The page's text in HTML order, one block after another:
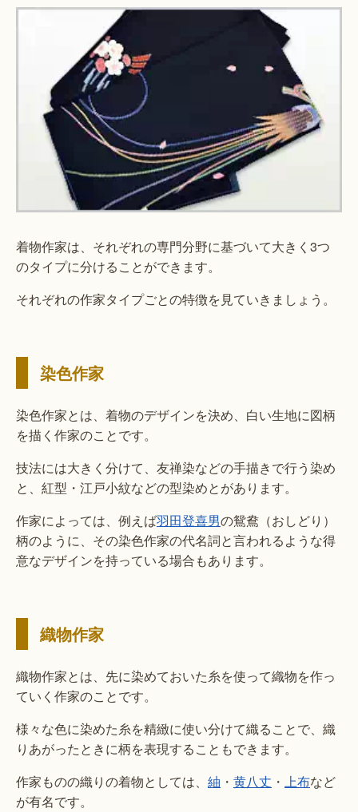
着物作家は、それぞれの専門分野に基づいて大きく3つ
のタイプに分けることができます。
それぞれの作家タイプごとの特徴を見ていきましょう。
染色作家
染色作家とは、着物のデザインを決め、白い生地に図柄
を描く作家のことです。
技法には大きく分けて、友禅染などの手描きで行う染め
と、紅型・江戸小紋などの型染めとがあります。
作家によっては、例えば羽田登喜男の鴛鴦（おしどり）
柄のように、その染色作家の代名詞と言われるような得
意なデザインを持っている場合もあります。
織物作家
織物作家とは、先に染めておいた糸を使って織物を作っ
ていく作家のことです。
様々な色に染めた糸を精緻に使い分けて織ることで、織
りあがったときに柄を表現することもできます。
作家ものの織りの着物としては、 紬 ・ 黄八丈 ・ 上布など
が有名です。